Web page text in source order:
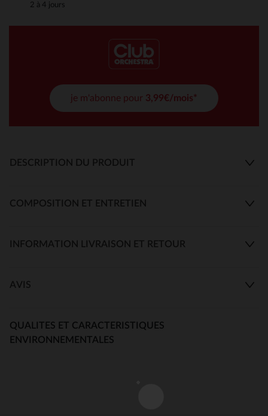
2 à 4 jours
je m'abonne pour 3,99€/mois*
DESCRIPTION DU PRODUIT
COMPOSITION ET ENTRETIEN
INFORMATION LIVRAISON ET RETOUR
AVIS
QUALITES ET CARACTERISTIQUES
ENVIRONNEMENTALES